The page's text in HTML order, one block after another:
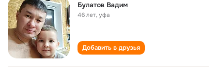
Булатов Вадим
46 лет,уфа
Добавить в друзья